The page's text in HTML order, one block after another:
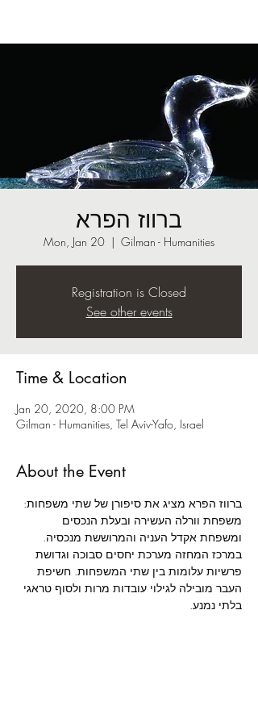
ברווז הפרא
Mon, Jan 20
  |
Gilman - Humanities
Registration is Closed
See other events
Time & Location
Jan 20, 2020, 8:00 PM
Gilman - Humanities, Tel Aviv-Yafo, Israel
About the Event
ברווז הפרא מציג את סיפורן של שתי משפחות:
משפחת וורלה העשירה ובעלת הנכסים
ומשפחת אקדל העניה והמרוששת מנכסיה.
במרכז המחזה מערכת יחסים סבוכה וגדושת
פרשיות עלומות בין שתי המשפחות. חשיפת
העבר מובילה לגילוי עובדות מרות ולסוף טראגי
בלתי נמנע.